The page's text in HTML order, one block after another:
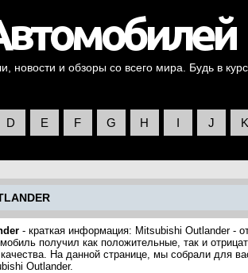
новости и обзоры со всего мира. Будь в
D E F G H I J K
- краткая информация: Mitsubishi Outlander -
получил как положительные, так и
качества. На данной странице, мы собрали для
Outlander.